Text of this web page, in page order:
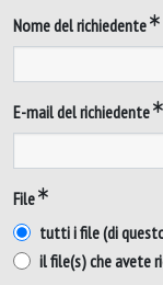
Nome del richiedente
E-mail del richiedente
File
tutti i file (di
il file(s) che avete